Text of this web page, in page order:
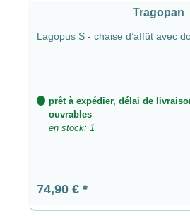
Tragopan
Lagopus S - chaise d’affût avec
prêt à expédier, délai de
ouvrables
en stock: 1
Prix régulier :
74,90 €